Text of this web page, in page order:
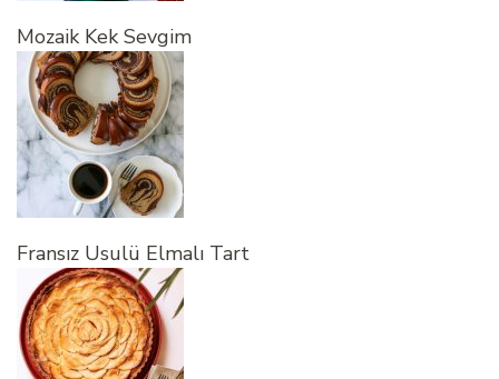
Mozaik Kek Sevgim
Fransız Usulü Elmalı Tart